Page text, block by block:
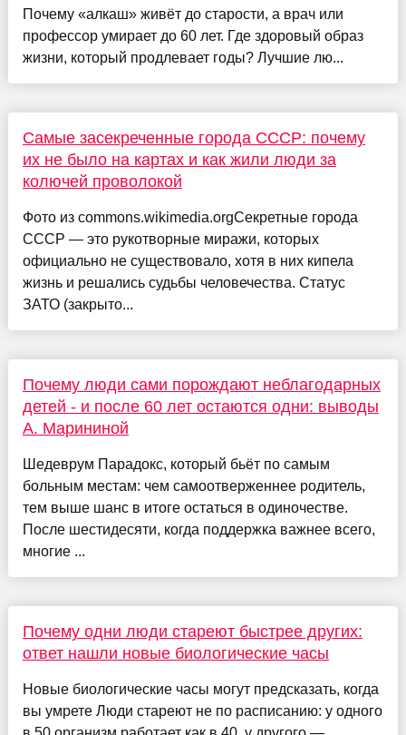
Почему «алкаш» живёт до старости, а врач или
профессор умирает до 60 лет. Где здоровый образ
жизни, который продлевает годы? Лучшие лю...
Самые засекреченные города СССР: почему
их не было на картах и как жили люди за
колючей проволокой
Фото из commons.wikimedia.orgСекретные города
СССР — это рукотворные миражи, которых
официально не существовало, хотя в них кипела
жизнь и решались судьбы человечества. Статус
ЗАТО (закрыто...
Почему люди сами порождают неблагодарных
детей - и после 60 лет остаются одни: выводы
А. Марининой
Шедеврум Парадокс, который бьёт по самым
больным местам: чем самоотверженнее родитель,
тем выше шанс в итоге остаться в одиночестве.
После шестидесяти, когда поддержка важнее всего,
многие ...
Почему одни люди стареют быстрее других:
ответ нашли новые биологические часы
Новые биологические часы могут предсказать, когда
вы умрете Люди стареют не по расписанию: у одного